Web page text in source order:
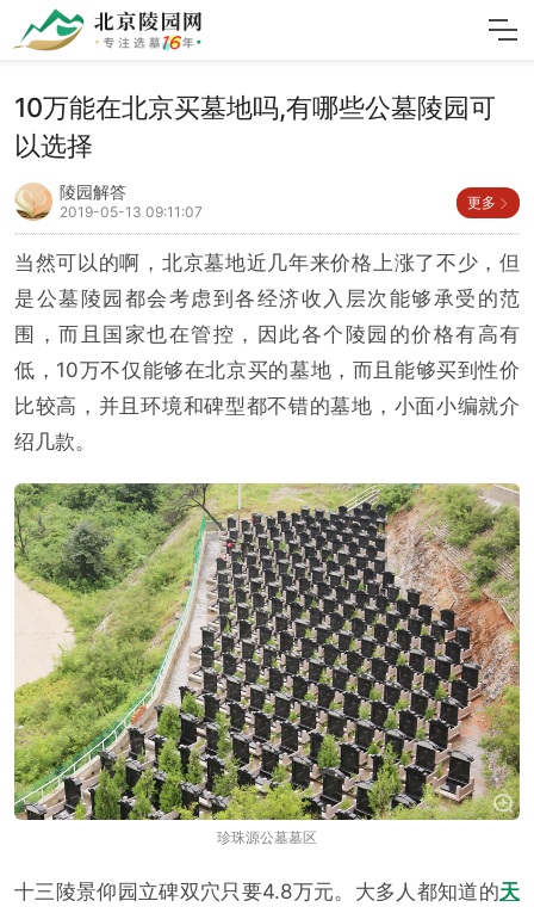
10万能在北京买墓地吗,有哪些公墓陵园可
以选择
陵园解答
2019-05-13 09:11:07
更多
当然可以的啊，北京墓地近几年来价格上涨了不少，但
是公墓陵园都会考虑到各经济收入层次能够承受的范
围，而且国家也在管控，因此各个陵园的价格有高有
低，10万不仅能够在北京买的墓地，而且能够买到性价
比较高，并且环境和碑型都不错的墓地，小面小编就介
绍几款。
珍珠源公墓墓区
十三陵景仰园立碑双穴只要4.8万元。大多人都知道的天